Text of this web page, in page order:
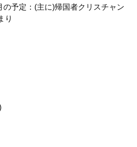
の予定：(主に)帰国者クリスチャン
り